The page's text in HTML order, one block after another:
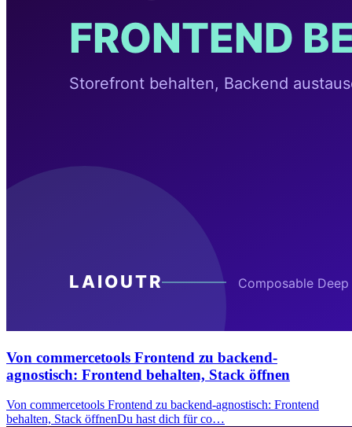
Von commercetools Frontend zu backend-
agnostisch: Frontend behalten, Stack öffnen
Von commercetools Frontend zu backend-agnostisch: Frontend
behalten, Stack öffnenDu hast dich für co…